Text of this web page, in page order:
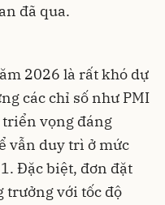
đã qua.
2026 là rất khó dự
các chỉ số như PMI
triển vọng đáng
vẫn duy trì ở mức
Đặc biệt, đơn đặt
trưởng với tốc độ